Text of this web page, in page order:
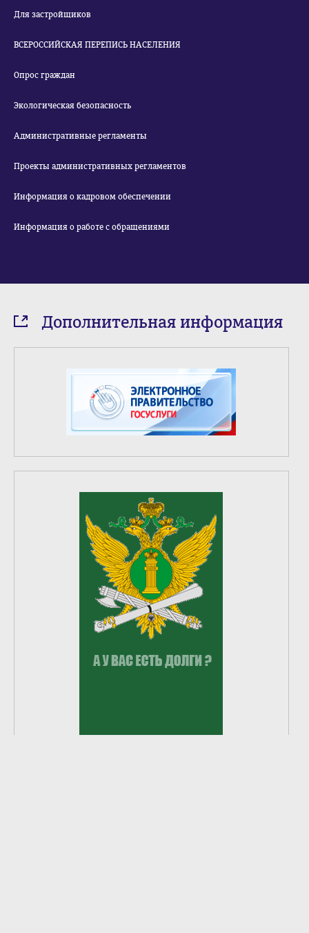
Для застройщиков
ВСЕРОССИЙСКАЯ ПЕРЕПИСЬ НАСЕЛЕНИЯ
Опрос граждан
Экологическая безопасность
Административные регламенты
Проекты административных регламентов
Информация о кадровом обеспечении
Информация о работе с обращениями
Дополнительная информация